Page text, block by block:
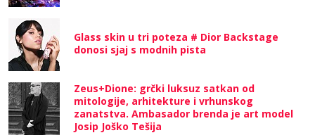
Glass skin u tri poteza # Dior Backstage
donosi sjaj s modnih pista
Zeus+Dione: grčki luksuz satkan od
mitologije, arhitekture i vrhunskog
zanatstva. Ambasador brenda je art model
Josip Joško Tešija